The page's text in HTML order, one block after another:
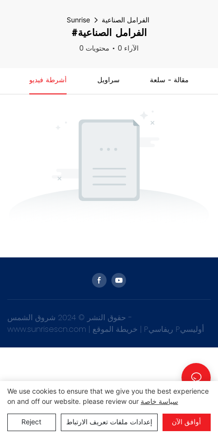
Sunrise الفرامل الصناعية
#الفرامل الصناعية
0 محتويات
0 الآراء
أشرطة فيديو سراويل مقالة - سلعة
حقوق النشر © 2024 شروق الشمس -
www.sunrisescn.com | | Pريفاسي Pأوليسي
We use cookies to ensure that we give you the best experience
on and off our website. please review our سياسة خاصة
Reject إعدادات ملفات تعريف الارتباط أوافق الآن